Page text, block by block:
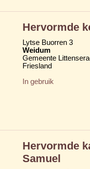
Hervormde
Lytse Buorren 3
Weidum
Gemeente
Friesland
In gebruik
Hervormde
Samuel